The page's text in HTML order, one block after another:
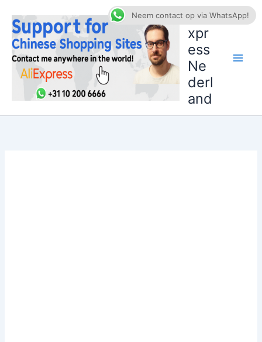
naar
inhoud
AliE
xpr
ess
Ne
derl
and
Neem contact op via WhatsApp!